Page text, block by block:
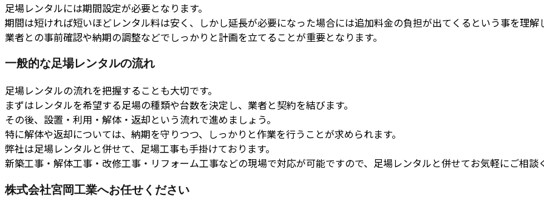
足場レンタルには期間設定が必要となります。
期間は短ければ短いほどレンタル料は安く、しかし延長が必要になった場合には追加料金の負担が出てくるという事を理解
業者との事前確認や納期の調整などでしっかりと計画を立てることが重要となります。
一般的な足場レンタルの流れ
足場レンタルの流れを把握することも大切です。
まずはレンタルを希望する足場の種類や台数を決定し、業者と契約を結びます。
その後、設置・利用・解体・返却という流れで進めましょう。
特に解体や返却については、納期を守りつつ、しっかりと作業を行うことが求められます。
弊社は足場レンタルと併せて、足場工事も手掛けております。
新築工事・解体工事・改修工事・リフォーム工事などの現場で対応が可能ですので、足場レンタルと併せてお気軽にご相談
株式会社宮岡工業へお任せください